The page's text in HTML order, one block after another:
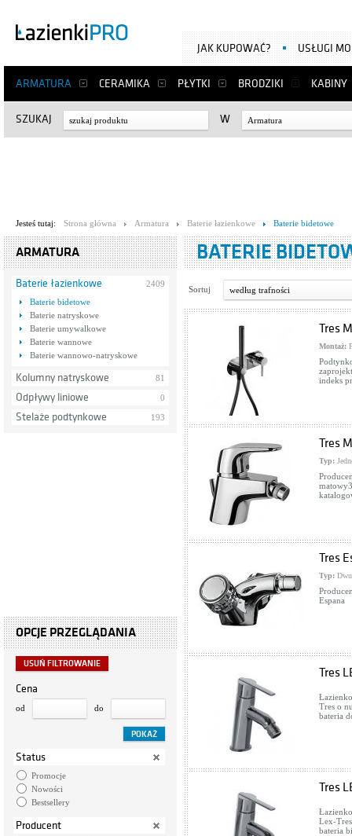
ARMATURA CERAMIKA PŁYTKI BRODZIKI KABINY
JAK KUPOWAĆ? USŁUGI
SZUKAJ W Armatura
Jesteś tutaj: Strona główna Armatura Baterie łazienkowe Baterie bidetowe
ARMATURA
Baterie łazienkowe
2409
Baterie bidetowe
Baterie natryskowe
Baterie umywalkowe
Baterie wannowe
Baterie wannowo-natryskowe
Kolumny natryskowe 81
Odpływy liniowe 0
Stelaże podtynkowe 193
OPCJE PRZEGLĄDANIA
USUŃ FILTROWANIE
Cena
od do
Status
Promocje
Nowości
Bestsellery
Producent
BATERIE
Sortuj według trafności
Tres
Montaż:
indeks
Tres
Typ:
Tres
Typ:
Espana
Tres
Tres o
bateria
Tres
Lex-
bateria